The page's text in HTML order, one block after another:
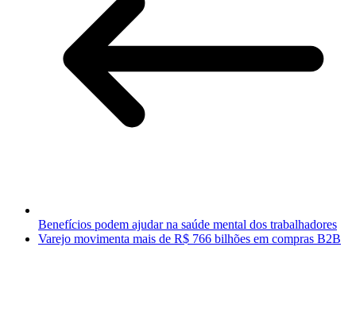
Benefícios podem ajudar na saúde mental dos trabalhadores
Varejo movimenta mais de R$ 766 bilhões em compras B2B